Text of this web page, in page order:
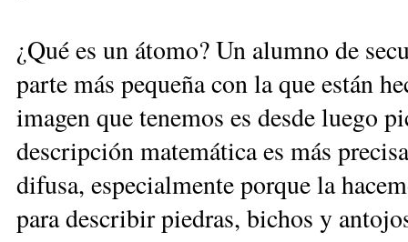
¿Qué es un átomo? Un alumno de
parte más pequeña con la que están
imagen que tenemos es desde luego
descripción matemática es más
difusa, especialmente porque la
para describir piedras, bichos y